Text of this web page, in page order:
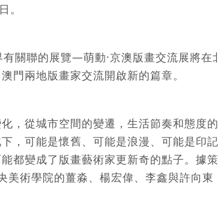
。
關聯的展覽—萌動·京澳版畫交流展將在
門兩地版畫家交流開啟新的篇章。
，從城市空間的變遷，生活節奏和態度的
，可能是懷舊、可能是浪漫、可能是印
都變成了版畫藝術家更新奇的點子。據
美術學院的薑淼、楊宏偉、李鑫與許向東